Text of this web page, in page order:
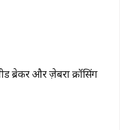
ब्रेकर और ज़ेबरा क्रॉसिंग